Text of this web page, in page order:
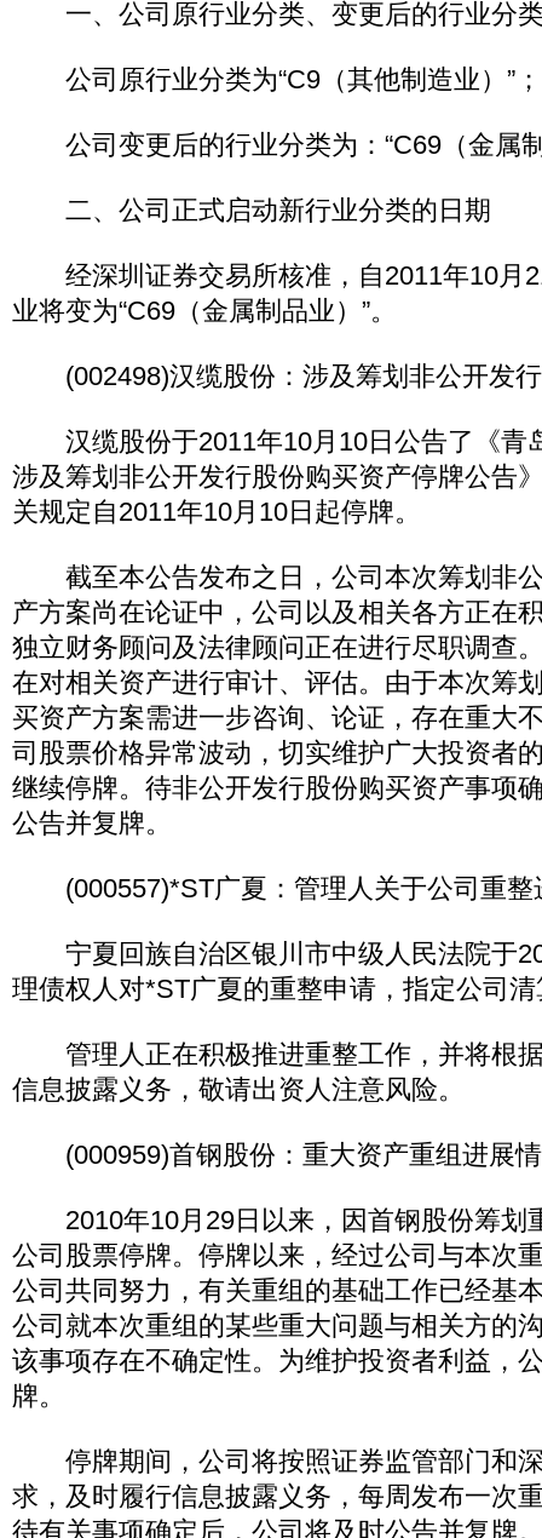
一、公司原行业分类、变更后的行业分
公司原行业分类为“C9（其他制造业）”；
公司变更后的行业分类为：“C69（金属
二、公司正式启动新行业分类的日期
经深圳证券交易所核准，自2011年10月
业将变为“C69（金属制品业）”。
(002498)汉缆股份：涉及筹划非公开发行
汉缆股份于2011年10月10日公告了《青
涉及筹划非公开发行股份购买资产停牌公告
关规定自2011年10月10日起停牌。
截至本公告发布之日，公司本次筹划非
产方案尚在论证中，公司以及相关各方正在
独立财务顾问及法律顾问正在进行尽职调查
在对相关资产进行审计、评估。由于本次筹
买资产方案需进一步咨询、论证，存在重大
司股票价格异常波动，切实维护广大投资者
继续停牌。待非公开发行股份购买资产事项
公告并复牌。
(000557)*ST广夏：管理人关于公司重整
宁夏回族自治区银川市中级人民法院于
理债权人对*ST广夏的重整申请，指定公司
管理人正在积极推进重整工作，并将根
信息披露义务，敬请出资人注意风险。
(000959)首钢股份：重大资产重组进展
2010年10月29日以来，因首钢股份筹划
公司股票停牌。停牌以来，经过公司与本次
公司共同努力，有关重组的基础工作已经基
公司就本次重组的某些重大问题与相关方的
该事项存在不确定性。为维护投资者利益，
牌。
停牌期间，公司将按照证券监管部门和
求，及时履行信息披露义务，每周发布一次
待有关事项确定后，公司将及时公告并复牌